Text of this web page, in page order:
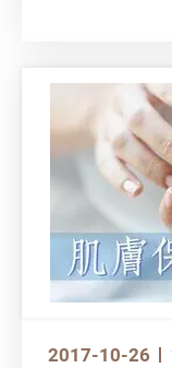
节，拣选最划
2017-10-26